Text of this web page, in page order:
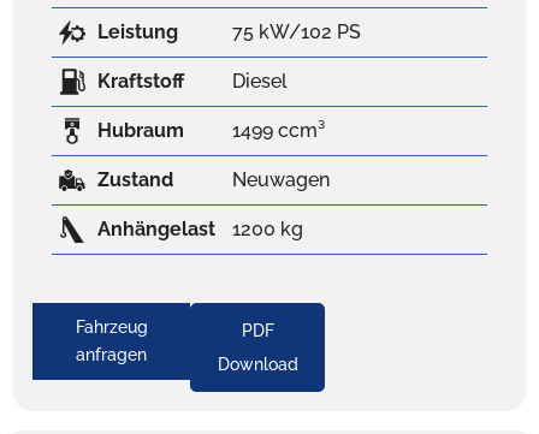
Leistung 75 kW/102 PS
Kraftstoff Diesel
Hubraum 1499 ccm³
Zustand Neuwagen
Anhängelast 1200 kg
Fahrzeug
anfragen
PDF
Download